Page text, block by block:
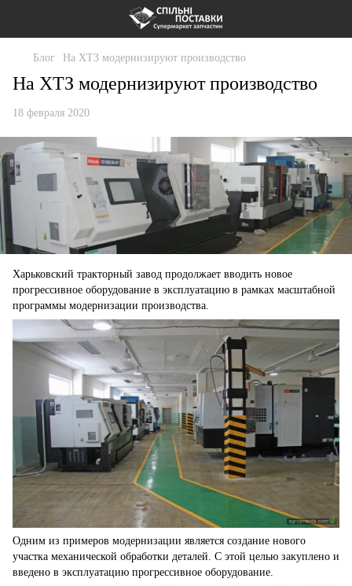
Блог На ХТЗ модернизируют производство
На ХТЗ модернизируют производство
18 февраля 2020
Харьковский тракторный завод продолжает вводить новое
прогрессивное оборудование в эксплуатацию в рамках масштабной
программы модернизации производства.
Одним из примеров модернизации является создание нового
участка механической обработки деталей. С этой целью закуплено и
введено в эксплуатацию прогрессивное оборудование.